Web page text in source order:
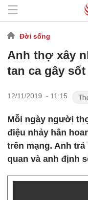
Đời sống
Anh thợ xây
tan ca gây
12/11/2019 - 11:15
Mỗi ngày người
điệu nhảy hân
trên mạng. Anh
quan và anh định